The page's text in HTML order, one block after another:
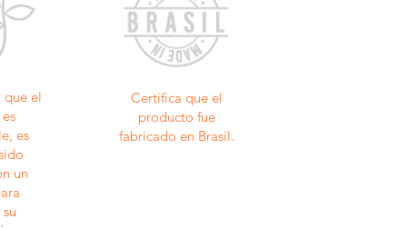
que el
es
un
Certifica que el
producto fue
fabricado en Brasil.